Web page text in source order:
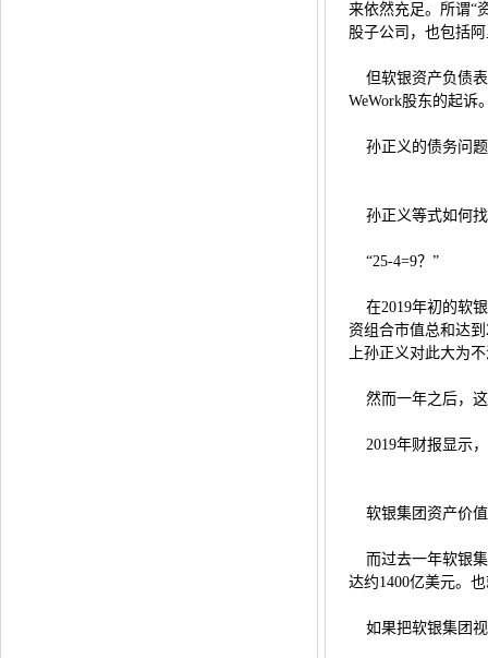
来依然充足。所谓“
股子公司，也包括
但软银资产负债表
WeWork股东的起诉
孙正义的债务问题
孙正义等式如何
“25-4=9？”
在2019年初的软
资组合市值总和达
上孙正义对此大为
然而一年之后，这
2019年财报显示，
软银集团资产价值
而过去一年软银集
达约1400亿美元。
如果把软银集团视